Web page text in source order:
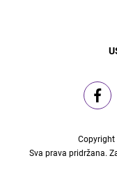
Copyright
Sva prava pridržana.